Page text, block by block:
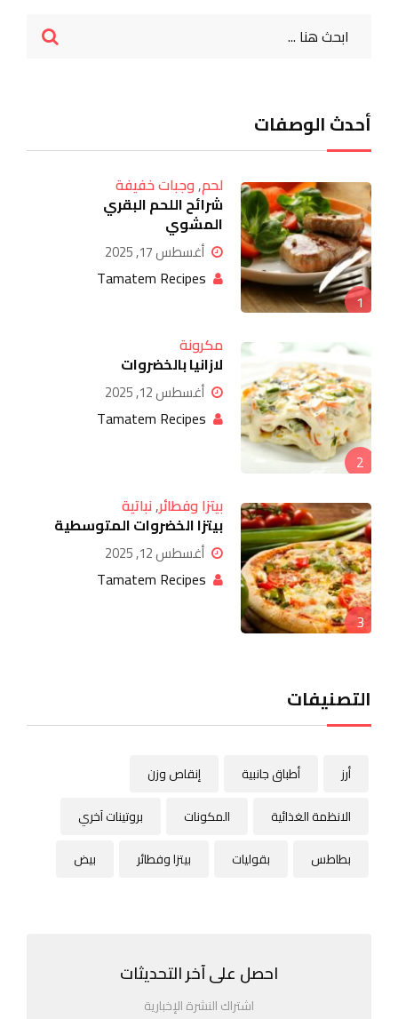
أحدث الوصفات
لحم,وجبات خفيفة
شرائح اللحم البقري
المشوي
أغسطس 17, 2025
Tamatem Recipes
مكرونة
لازانيا بالخضروات
أغسطس 12, 2025
Tamatem Recipes
3
بيتزا وفطائر,نباتية
بيتزا الخضروات المتوسطية
أغسطس 12, 2025
Tamatem Recipes
التصنيفات
أطباق جانبية
إنقاص وزن
الانظمة الغذائية
المكونات
بروتينات آخري
بطاطس
بقوليات بيتزا وفطائر بيض
احصل على آخر التحديثات
اشتراك النشرة الإخبارية